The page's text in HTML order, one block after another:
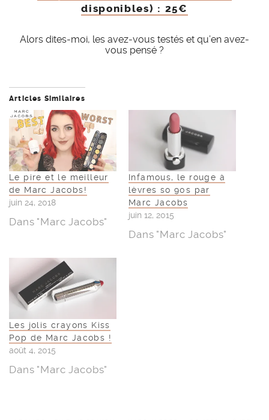
disponibles) : 25€
Alors dites-moi, les avez-vous testés et qu’en avez-
vous pensé ?
Articles Similaires
Le pire et le meilleur
de Marc Jacobs!
juin 24, 2018
Dans "Marc Jacobs"
Infamous, le rouge à
lèvres so 90s par
Marc Jacobs
juin 12, 2015
Dans "Marc Jacobs"
Les jolis crayons Kiss
Pop de Marc Jacobs !
août 4, 2015
Dans "Marc Jacobs"